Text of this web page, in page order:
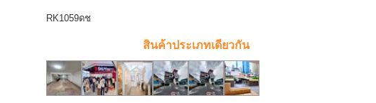
RK1059ดช
สินค้าประเภทเดียวกัน